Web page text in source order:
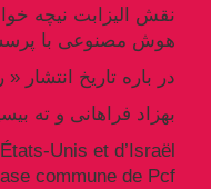
نقش الیزابت نیچه
هوش مصنوعی با
در باره تاریخ
بهزاد فراهانی و ته
Unis et d’Israël
commune de Pcf